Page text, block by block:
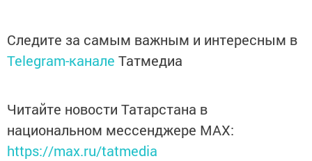
Следите за самым важным и интересным в
Telegram-канале Татмедиа
Читайте новости Татарстана в
национальном мессенджере MАХ:
https://max.ru/tatmedia